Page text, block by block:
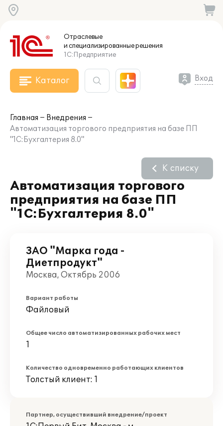
Отраслевые
и специализированныерешения
1С:Предприятие
Каталог Вход
Главная
Внедрения
Автоматизация торгового предприятия на базе ПП
"1С:Бухгалтерия 8.0"
Автоматизация торгового
предприятия на базе ПП
"1С:Бухгалтерия 8.0"
К списку
ЗАО "Марка года -
Диетпродукт"
Москва, Октябрь 2006
Вариант работы
Файловый
Общее число автоматизированных рабочих мест
1
Количество одновременно работающих клиентов
Толстый клиент: 1
Партнер, осуществивший внедрение/проект